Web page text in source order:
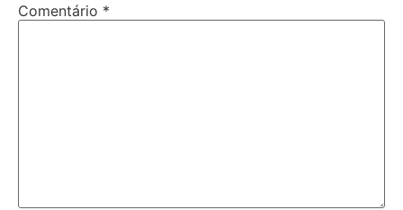
Comentário *